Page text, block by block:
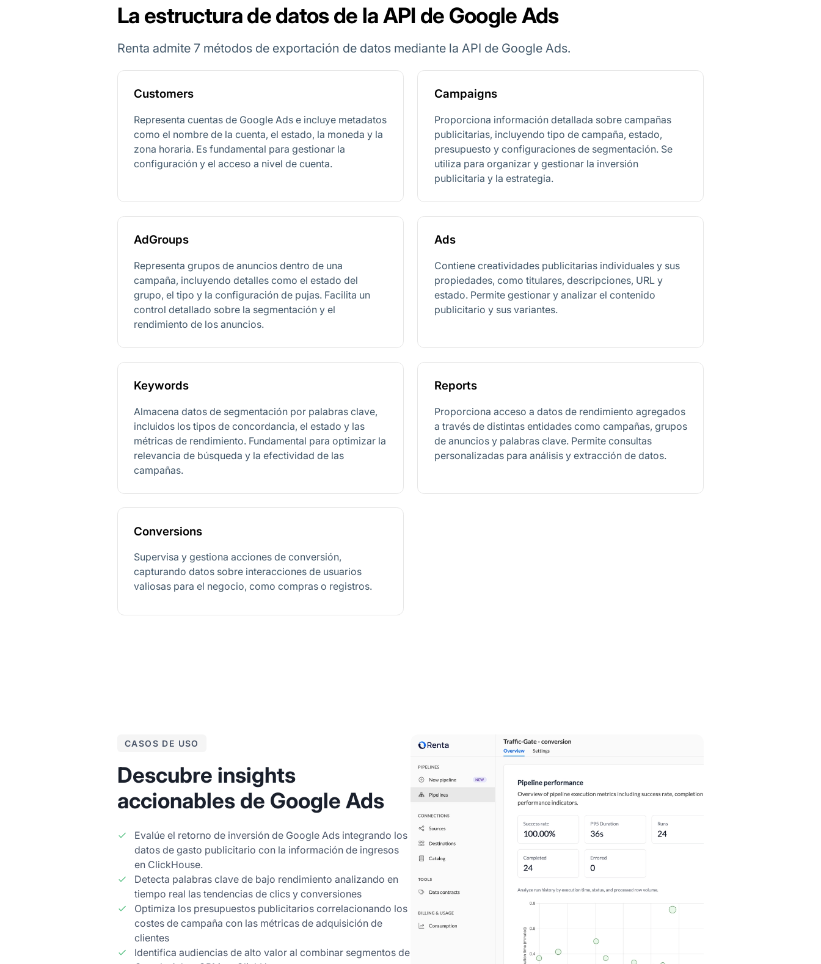
La estructura de datos de la API de Google Ads
Renta admite 7 métodos de exportación de datos mediante la API de Google Ads.
Customers
Representa cuentas de Google Ads e incluye metadatos
como el nombre de la cuenta, el estado, la moneda y la
zona horaria. Es fundamental para gestionar la
configuración y el acceso a nivel de cuenta.
Campaigns
Proporciona información detallada sobre campañas
publicitarias, incluyendo tipo de campaña, estado,
presupuesto y configuraciones de segmentación. Se
utiliza para organizar y gestionar la inversión
publicitaria y la estrategia.
AdGroups
Representa grupos de anuncios dentro de una
campaña, incluyendo detalles como el estado del
grupo, el tipo y la configuración de pujas. Facilita un
control detallado sobre la segmentación y el
rendimiento de los anuncios.
Ads
Contiene creatividades publicitarias individuales y sus
propiedades, como titulares, descripciones, URL y
estado. Permite gestionar y analizar el contenido
publicitario y sus variantes.
Keywords
Almacena datos de segmentación por palabras clave,
incluidos los tipos de concordancia, el estado y las
métricas de rendimiento. Fundamental para optimizar la
relevancia de búsqueda y la efectividad de las
campañas.
Reports
Proporciona acceso a datos de rendimiento agregados
a través de distintas entidades como campañas, grupos
de anuncios y palabras clave. Permite consultas
personalizadas para análisis y extracción de datos.
Conversions
Supervisa y gestiona acciones de conversión,
capturando datos sobre interacciones de usuarios
valiosas para el negocio, como compras o registros.
CASOS DE USO
Descubre insights
accionables de Google Ads
Evalúe el retorno de inversión de Google Ads integrando los
datos de gasto publicitario con la información de ingresos
en ClickHouse.
Detecta palabras clave de bajo rendimiento analizando en
tiempo real las tendencias de clics y conversiones
Optimiza los presupuestos publicitarios correlacionando los
costes de campaña con las métricas de adquisición de
clientes
Identifica audiencias de alto valor al combinar segmentos de